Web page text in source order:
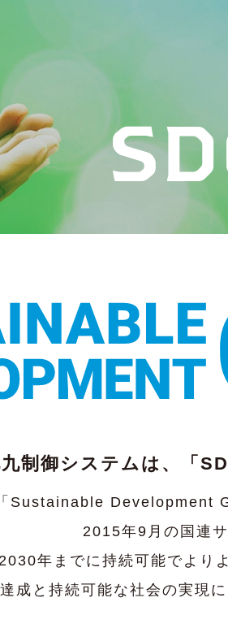
制御システムは、「
Sustainable Development
2015年9月の国連
2030年までに持続可能でより
成と持続可能な社会の実現